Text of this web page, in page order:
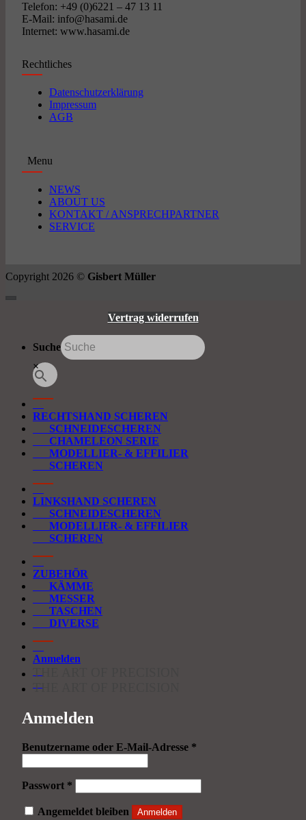
Telefon: +49 (0)6221 – 47 13 11
E-Mail: info@hasami.de
Internet: www.hasami.de
Rechtliches
Datenschutzerklärung
Impressum
AGB
Menu
NEWS
ABOUT US
KONTAKT / ANSPRECHPARTNER
SERVICE
Copyright 2026 © Gisbert Müller
Vertrag widerrufen
Suche
×
RECHTSHAND SCHEREN
SCHNEIDESCHEREN
CHAMELEON SERIE
MODELLIER- & EFFILIER
SCHEREN
LINKSHAND SCHEREN
SCHNEIDESCHEREN
MODELLIER- & EFFILIER
SCHEREN
ZUBEHÖR
KÄMME
MESSER
TASCHEN
DIVERSE
Anmelden
THE ART OF PRECISION
THE ART OF PRECISION
Anmelden
Benutzername oder E-Mail-Adresse *Erforderlich
Passwort *Erforderlich
Angemeldet bleiben Anmelden